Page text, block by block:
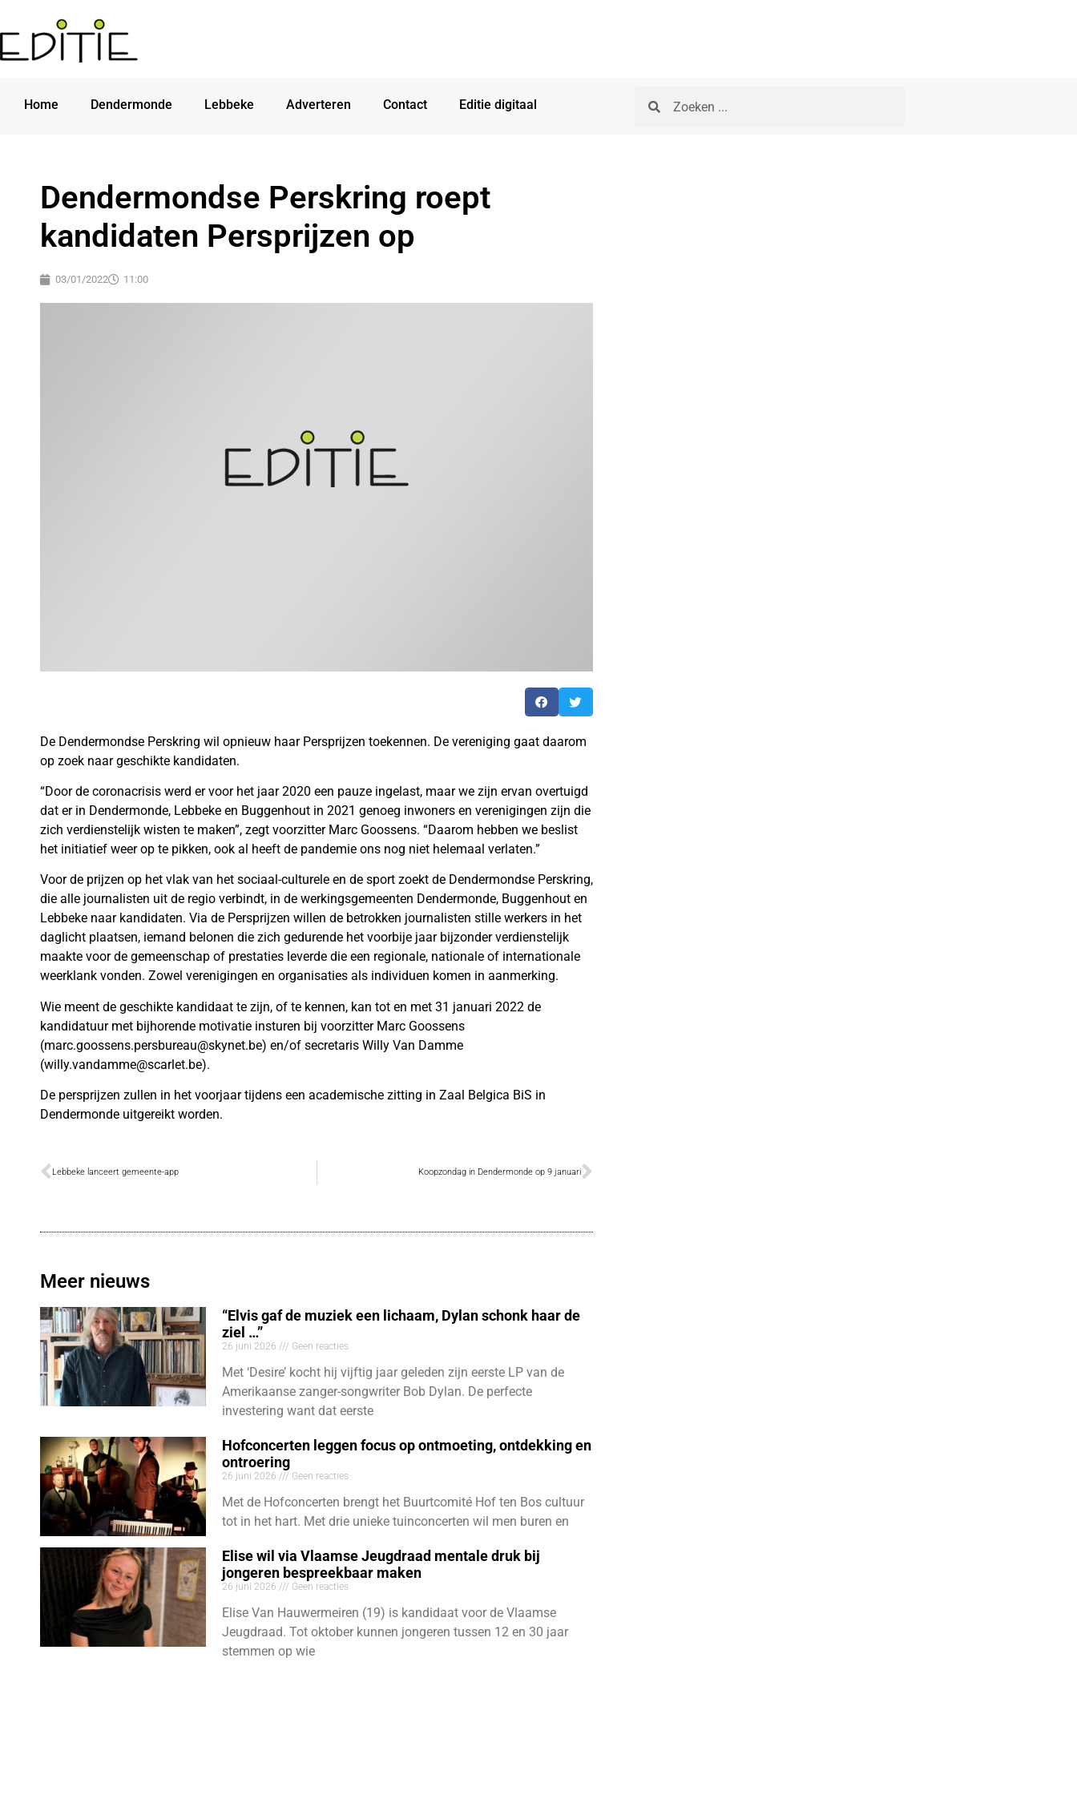
Home Dendermonde Lebbeke Adverteren Contact Editie digitaal
Dendermondse Perskring roept
kandidaten Persprijzen op
03/01/2022 11:00
De Dendermondse Perskring wil opnieuw haar Persprijzen toekennen. De vereniging gaat daarom
op zoek naar geschikte kandidaten.
“Door de coronacrisis werd er voor het jaar 2020 een pauze ingelast, maar we zijn ervan overtuigd
dat er in Dendermonde, Lebbeke en Buggenhout in 2021 genoeg inwoners en verenigingen zijn die
zich verdienstelijk wisten te maken”, zegt voorzitter Marc Goossens. “Daarom hebben we beslist
het initiatief weer op te pikken, ook al heeft de pandemie ons nog niet helemaal verlaten.”
Voor de prijzen op het vlak van het sociaal-culturele en de sport zoekt de Dendermondse Perskring,
die alle journalisten uit de regio verbindt, in de werkingsgemeenten Dendermonde, Buggenhout en
Lebbeke naar kandidaten. Via de Persprijzen willen de betrokken journalisten stille werkers in het
daglicht plaatsen, iemand belonen die zich gedurende het voorbije jaar bijzonder verdienstelijk
maakte voor de gemeenschap of prestaties leverde die een regionale, nationale of internationale
weerklank vonden. Zowel verenigingen en organisaties als individuen komen in aanmerking.
Wie meent de geschikte kandidaat te zijn, of te kennen, kan tot en met 31 januari 2022 de
kandidatuur met bijhorende motivatie insturen bij voorzitter Marc Goossens
(marc.goossens.persbureau@skynet.be) en/of secretaris Willy Van Damme
(willy.vandamme@scarlet.be).
De persprijzen zullen in het voorjaar tijdens een academische zitting in Zaal Belgica BiS in
Dendermonde uitgereikt worden.
Lebbeke lanceert gemeente-app Koopzondag in Dendermonde op 9 januari
Meer nieuws
“Elvis gaf de muziek een lichaam, Dylan schonk haar de
ziel …”
26 juni 2026 Geen reacties
Met ‘Desire’ kocht hij vijftig jaar geleden zijn eerste LP van de
Amerikaanse zanger-songwriter Bob Dylan. De perfecte
investering want dat eerste
Hofconcerten leggen focus op ontmoeting, ontdekking en
ontroering
26 juni 2026 Geen reacties
Met de Hofconcerten brengt het Buurtcomité Hof ten Bos cultuur
tot in het hart. Met drie unieke tuinconcerten wil men buren en
Elise wil via Vlaamse Jeugdraad mentale druk bij
jongeren bespreekbaar maken
26 juni 2026 Geen reacties
Elise Van Hauwermeiren (19) is kandidaat voor de Vlaamse
Jeugdraad. Tot oktober kunnen jongeren tussen 12 en 30 jaar
stemmen op wie